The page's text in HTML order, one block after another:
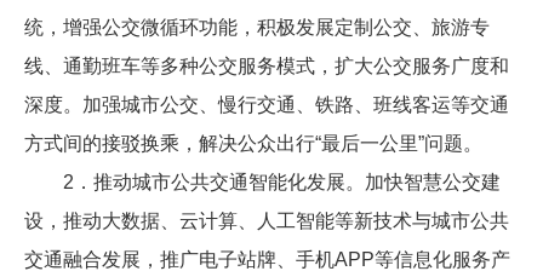
统，增强公交微循环功能，积极发展定制公交、旅游专
线、通勤班车等多种公交服务模式，扩大公交服务广度和
深度。加强城市公交、慢行交通、铁路、班线客运等交通
方式间的接驳换乘，解决公众出行“最后一公里”问题。
2．推动城市公共交通智能化发展。加快智慧公交建
设，推动大数据、云计算、人工智能等新技术与城市公共
交通融合发展，推广电子站牌、手机APP等信息化服务产